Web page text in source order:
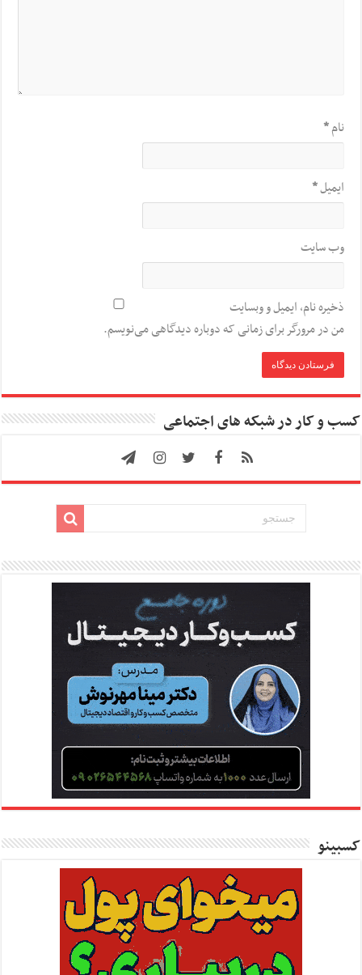
نام*
ایمیل*
وب‌ سایت
ذخیره نام، ایمیل و وبسایت
من در مرورگر برای زمانی که دوباره دیدگاهی می‌نویسم.
کسب و کار در شبکه های اجتماعی
کسبینو